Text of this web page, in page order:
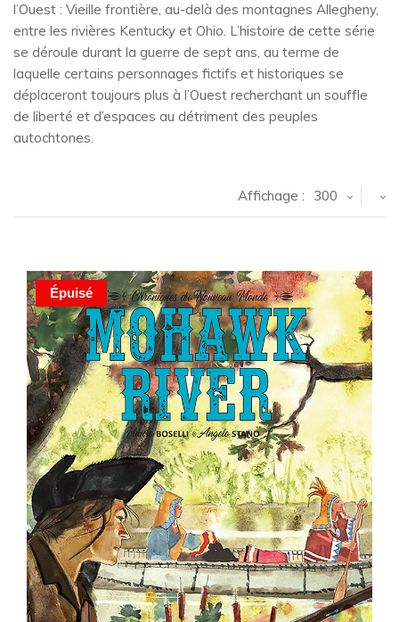
l’Ouest : Vieille frontière, au-delà des montagnes Allegheny,
entre les rivières Kentucky et Ohio. L’histoire de cette série
se déroule durant la guerre de sept ans, au terme de
laquelle certains personnages fictifs et historiques se
déplaceront toujours plus à l’Ouest recherchant un souffle
de liberté et d’espaces au détriment des peuples
autochtones.
Affichage : 300
Épuisé